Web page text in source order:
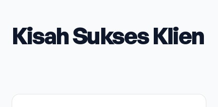
Kisah Sukses Klien